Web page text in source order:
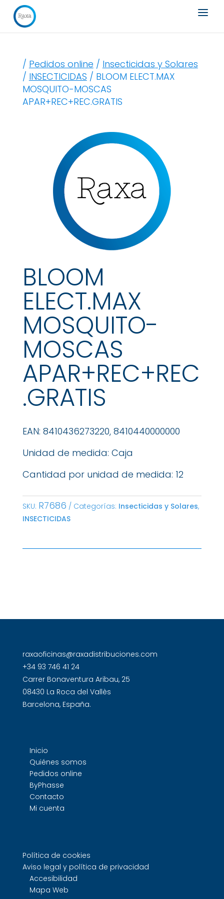
Búsqueda
de
productos
/ Pedidos online / Insecticidas y Solares
/ INSECTICIDAS / BLOOM ELECT.MAX
MOSQUITO-MOSCAS
APAR+REC+REC.GRATIS
BLOOM
ELECT.MAX
MOSQUITO-
MOSCAS
APAR+REC+REC
.GRATIS
EAN: 8410436273220, 8410440000000
Unidad de medida: Caja
Cantidad por unidad de medida: 12
SKU: R7686 Categorías: Insecticidas y Solares,
INSECTICIDAS
raxaoficinas@raxadistribuciones.com
+34 93 746 41 24
Carrer Bonaventura Aribau, 25
08430 La Roca del Vallès
Barcelona, España.
Inicio
Quiénes somos
Pedidos online
ByPhasse
Contacto
Mi cuenta
Política de cookies
Aviso legal y política de privacidad
Accesibilidad
Mapa Web